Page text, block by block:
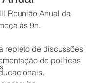
Reunião Anual da
às 9h.
repleto de discussões
de políticas